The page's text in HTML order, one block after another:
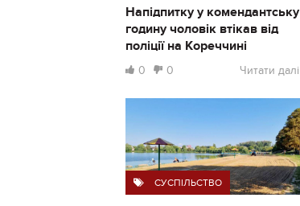
Напідпитку у комендантську
годину чоловік втікав від
поліції на Кореччині
0 0 Читати далі
СУСПІЛЬСТВО